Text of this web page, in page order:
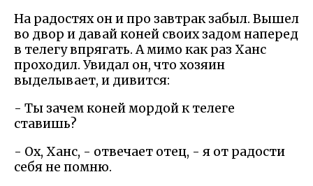
На радостях он и про завтрак забыл. Вышел
во двор и давай коней своих задом наперед
в телегу впрягать. А мимо как раз Ханс
проходил. Увидал он, что хозяин
выделывает, и дивится:
- Ты зачем коней мордой к телеге
ставишь?
- Ох, Ханс, - отвечает отец, - я от радости
себя не помню.